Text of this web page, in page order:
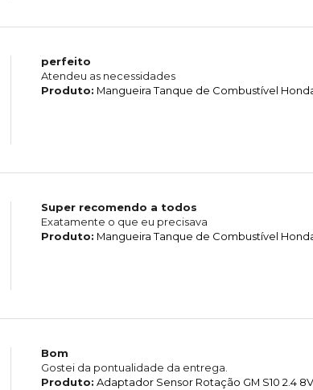
perfeito
Atendeu as necessidades
Produto: Mangueira Tanque de Combustível
Super recomendo a todos
Exatamente o que eu precisava
Produto: Mangueira Tanque de Combustível
Bom
Gostei da pontualidade da entrega.
Produto: Adaptador Sensor Rotação GM S10 2.4 8V